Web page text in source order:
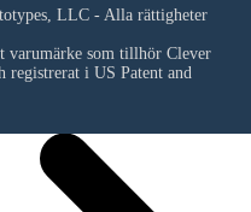
LLC - Alla rättigheter
varumärke som tillhör Clever
registrerat i US Patent and